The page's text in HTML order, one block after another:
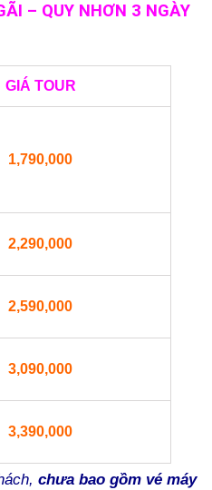
– QUY NHƠN 3 NGÀY
GIÁ TOUR
1,790,000
2,290,000
2,590,000
3,090,000
3,390,000
chưa bao gồm vé máy